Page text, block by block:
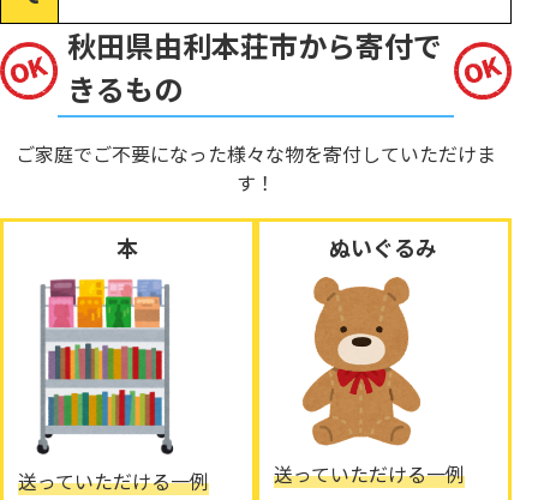
秋田県由利本荘市から寄付で
きるもの
ご家庭でご不要になった様々な物を寄付していただけま
す！
本
送っていただける一例
ぬいぐるみ
送っていただける一例